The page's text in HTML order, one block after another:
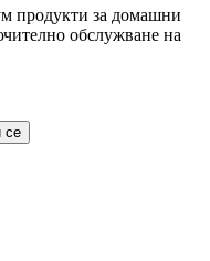
продукти за домашни
обслужване на
се